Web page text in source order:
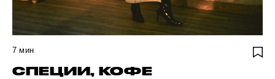
7 мин
СПЕЦИИ, КОФЕ